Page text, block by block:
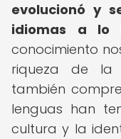
evolucionó y
idiomas a lo
conocimiento
riqueza de la
también
lenguas han
cultura y la